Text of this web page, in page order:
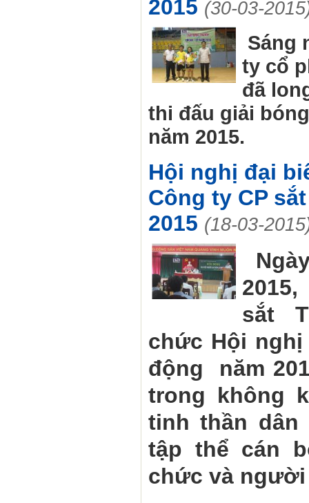
2015 (30-03-
Sáng
ty cổ
đã
thi đấu giải
năm 2015.
Hội nghị đại
Công ty CP
2015 (18-03-
sắt
chức Hội
động
năm
trong không
tinh thần dân
tập thể cán
chức và